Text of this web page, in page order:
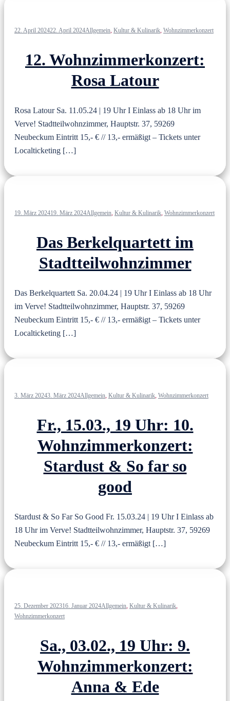
22. April 202422. April 2024Allgemein, Kultur & Kulinarik, Wohnzimmerkonzert
12. Wohnzimmerkonzert:
Rosa Latour
Rosa Latour Sa. 11.05.24 | 19 Uhr I Einlass ab 18 Uhr im
Verve! Stadtteilwohnzimmer, Hauptstr. 37, 59269
Neubeckum Eintritt 15,- € // 13,- ermäßigt – Tickets unter
Localticketing […]
19. März 202419. März 2024Allgemein, Kultur & Kulinarik, Wohnzimmerkonzert
Das Berkelquartett im
Stadtteilwohnzimmer
Das Berkelquartett Sa. 20.04.24 | 19 Uhr I Einlass ab 18 Uhr
im Verve! Stadtteilwohnzimmer, Hauptstr. 37, 59269
Neubeckum Eintritt 15,- € // 13,- ermäßigt – Tickets unter
Localticketing […]
3. März 20243. März 2024Allgemein, Kultur & Kulinarik, Wohnzimmerkonzert
Fr., 15.03., 19 Uhr: 10.
Wohnzimmerkonzert:
Stardust & So far so
good
Stardust & So Far So Good Fr. 15.03.24 | 19 Uhr I Einlass ab
18 Uhr im Verve! Stadtteilwohnzimmer, Hauptstr. 37, 59269
Neubeckum Eintritt 15,- € // 13,- ermäßigt […]
25. Dezember 202316. Januar 2024Allgemein, Kultur & Kulinarik,
Wohnzimmerkonzert
Sa., 03.02., 19 Uhr: 9.
Wohnzimmerkonzert:
Anna & Ede